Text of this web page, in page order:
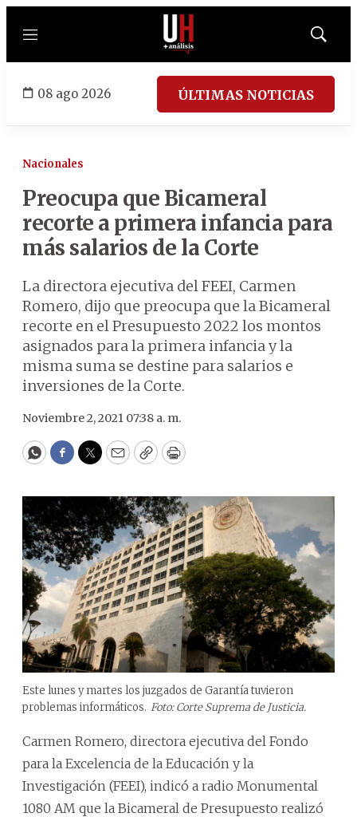
Menú
Mostrar
08 ago 2026 ÚLTIMAS NOTICIAS
Nacionales
Preocupa que Bicameral
recorte a primera infancia para
más salarios de la Corte
La directora ejecutiva del FEEI, Carmen
Romero, dijo que preocupa que la Bicameral
recorte en el Presupuesto 2022 los montos
asignados para la primera infancia y la
misma suma se destine para salarios e
inversiones de la Corte.
Noviembre 2, 2021 07:38 a. m.
WhatsApp
Facebook
Twitter
EmailCopyPrint
Este lunes y martes los juzgados de Garantía tuvieron
problemas informáticos. Foto: Corte Suprema de Justicia.
Carmen Romero, directora ejecutiva del Fondo
para la Excelencia de la Educación y la
Investigación (FEEI), indicó a radio Monumental
1080 AM que la Bicameral de Presupuesto realizó